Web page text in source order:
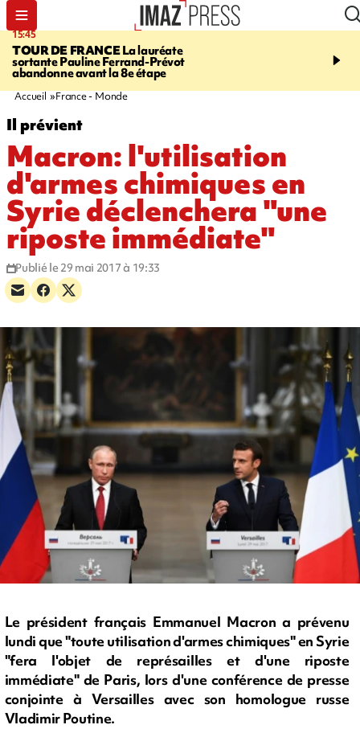
15:45
TOUR DE FRANCELa lauréate
sortante Pauline Ferrand-Prévot
abandonne avant la 8e étape
20:17
routière, concours de
Accueil France - Monde
Il prévient
Macron: l'utilisation
d'armes chimiques en
Syrie déclenchera "une
riposte immédiate"
Publié le 29 mai 2017 à 19:33
Le président français Emmanuel Macron a prévenu
lundi que "toute utilisation d'armes chimiques" en Syrie
"fera l'objet de représailles et d'une riposte
immédiate" de Paris, lors d'une conférence de presse
conjointe à Versailles avec son homologue russe
Vladimir Poutine.